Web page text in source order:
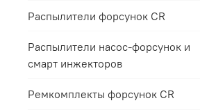
Распылители форсунок CR
Распылители насос-форсунок и
смарт инжекторов
Ремкомплекты форсунок CR